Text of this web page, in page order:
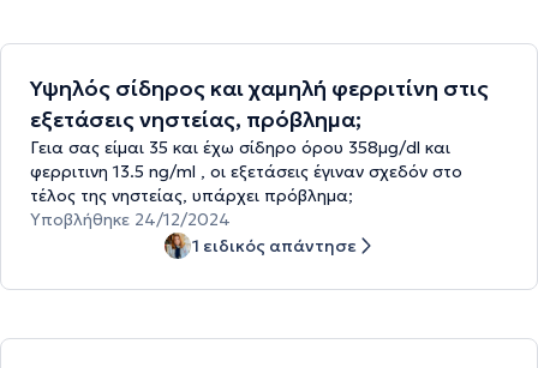
Υψηλός σίδηρος και χαμηλή φερριτίνη στις
εξετάσεις νηστείας, πρόβλημα;
Γεια σας είμαι 35 και έχω σίδηρο όρου 358μg/dl και
φερριτινη 13.5 ng/ml , οι εξετάσεις έγιναν σχεδόν στο
τέλος της νηστείας, υπάρχει πρόβλημα;
Υποβλήθηκε 24/12/2024
1 ειδικός απάντησε